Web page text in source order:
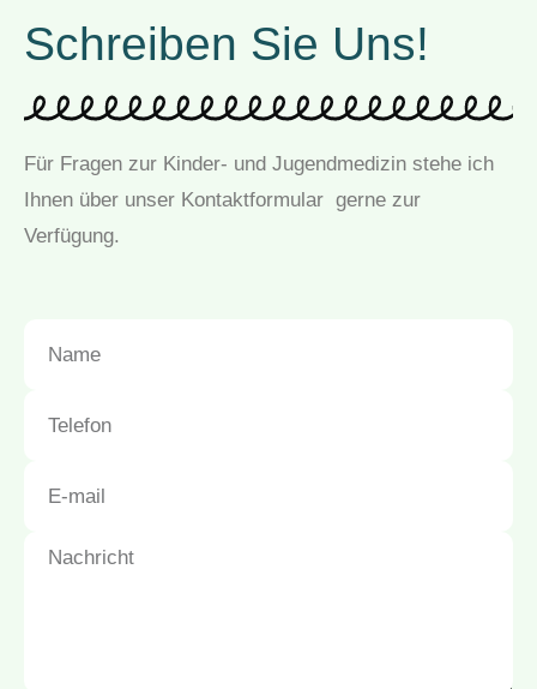
Schreiben Sie Uns!
Für Fragen zur Kinder- und Jugendmedizin stehe ich
Ihnen über unser Kontaktformular gerne zur
Verfügung.